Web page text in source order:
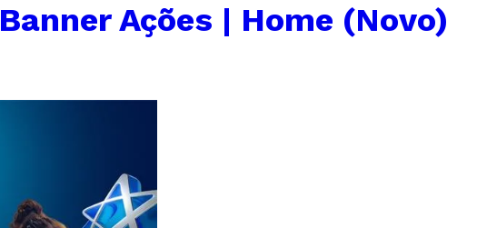
Banner Ações | Home (Novo)